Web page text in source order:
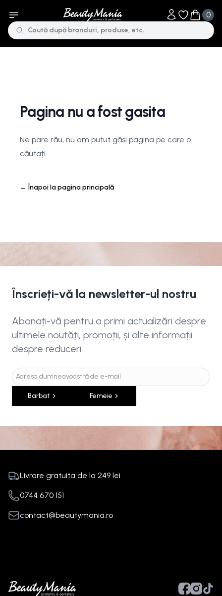
Obiecte în
0
Obiecte
Pagina nu a fost gasita
Ne pare rău, nu am putut găsi pagina pe care o
căutați.
← Înapoi la pagina principală
Înscrieți-vă la newsletter-ul nostru
Abonați-vă pentru a primi actualizări despre
ultimele noutăți, promoții, și alte informații
despre reduceri.
Barbat Femeie
Livrare gratuita de la 249 lei
0744 670 151
contact@beautymania.ro